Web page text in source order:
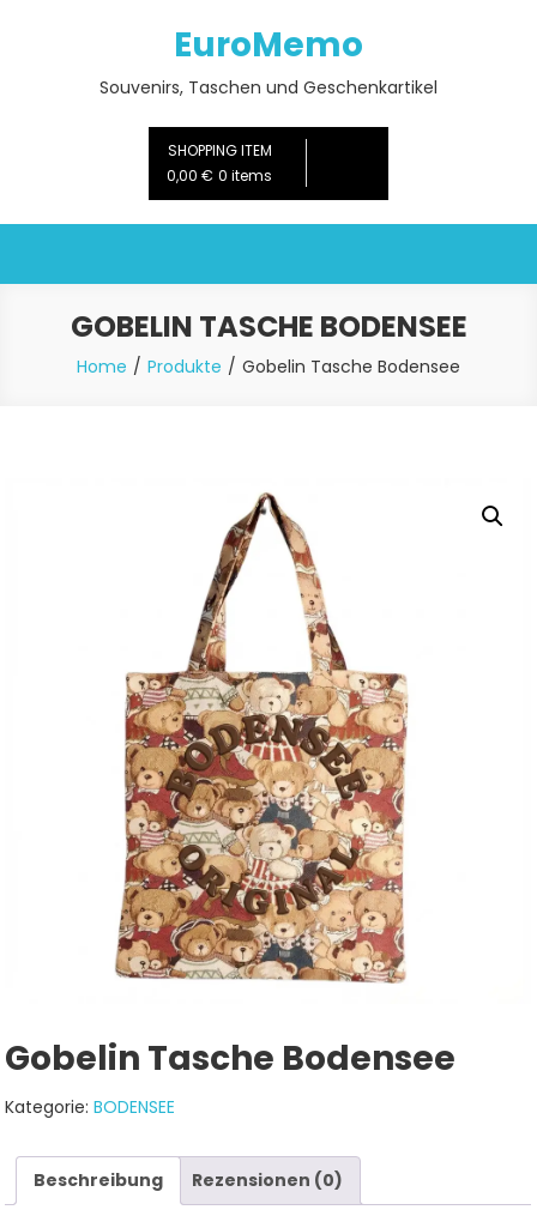
EuroMemo
Souvenirs, Taschen und Geschenkartikel
SHOPPING ITEM
0,00 € 0 items
GOBELIN TASCHE BODENSEE
Home Produkte Gobelin Tasche Bodensee
Gobelin Tasche Bodensee
Kategorie:BODENSEE
Beschreibung Rezensionen (0)